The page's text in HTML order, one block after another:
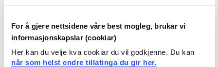
For å gjere nettsidene våre best mogleg, brukar vi
informasjonskapslar (cookiar)
Her kan du velje kva cookiar du vil godkjenne. Du kan
når som helst endre tillatinga du gir her.
Døves historie, kultur og språk
Semester: 1